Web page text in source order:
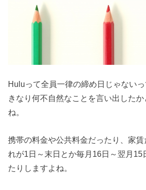
Huluって全員一律の締め日じゃない
きなり何不自然なことを言い出したか
ね。
携帯の料金や公共料金だったり、家
れが1日～末日とか毎月16日～翌月15
たりしますよね。